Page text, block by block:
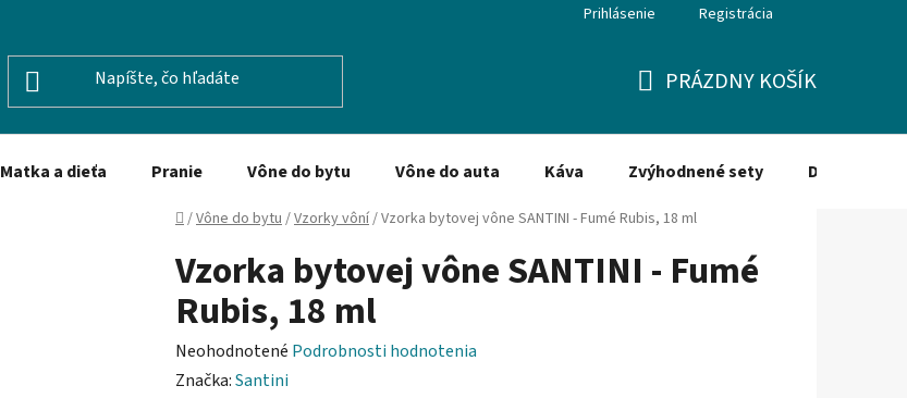
Prihlásenie Registrácia
KOŠÍK
PRÁZDNY KOŠÍK
Matka a dieťa Pranie Vône do bytu Vône do auta Káva Zvýhodnené sety Dezinfekcia
Domov
/Vône do bytu/Vzorky vôní/Vzorka bytovej vône SANTINI - Fumé Rubis, 18 ml
Vzorka bytovej vône SANTINI - Fumé
Rubis, 18 ml
Priemerné
hodnotenie
Neohodnotené Podrobnosti hodnotenia
Značka:Santini